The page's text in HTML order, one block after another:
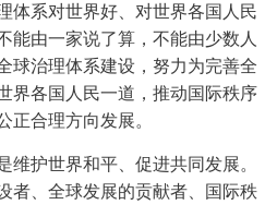
体系对世界好、对世界各国人民
能由一家说了算，不能由少数人
球治理体系建设，努力为完善全
界各国人民一道，推动国际秩序
正合理方向发展。
护世界和平、促进共同发展。
者、全球发展的贡献者、国际秩